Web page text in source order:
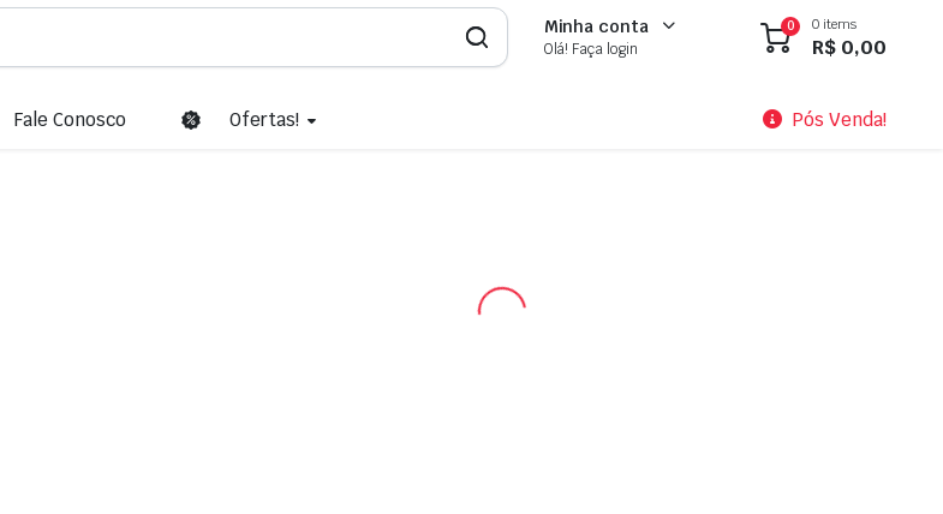
Minha conta
Olá! Faça login
0 0 items
R$ 0,00
Fale Conosco Ofertas! Pós Venda!